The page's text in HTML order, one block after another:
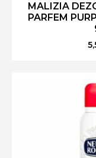
MALIZIA
PARFEM